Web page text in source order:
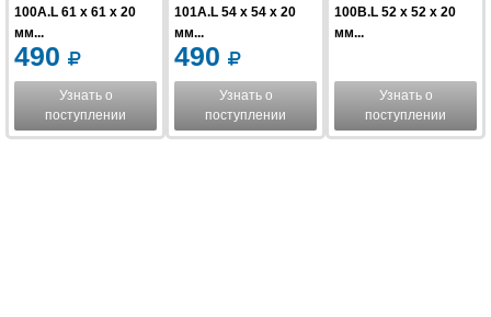
100A.L 61 x 61 x 20
мм...
490
Узнать о
поступлении
101A.L 54 x 54 x 20
мм...
490
Узнать о
поступлении
100B.L 52 x 52 x 20
мм...
Узнать о
поступлении